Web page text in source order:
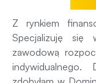
Z rynkiem
Specjalizuję się
zawodową
indywidualnego.